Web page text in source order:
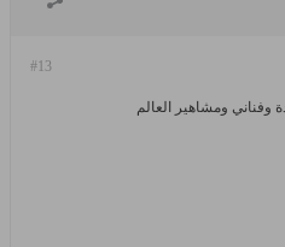
#13
وفناني ومشاهير العالم